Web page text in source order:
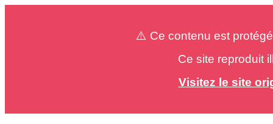
⚠️ Ce contenu est
Ce site reproduit
Visitez le site